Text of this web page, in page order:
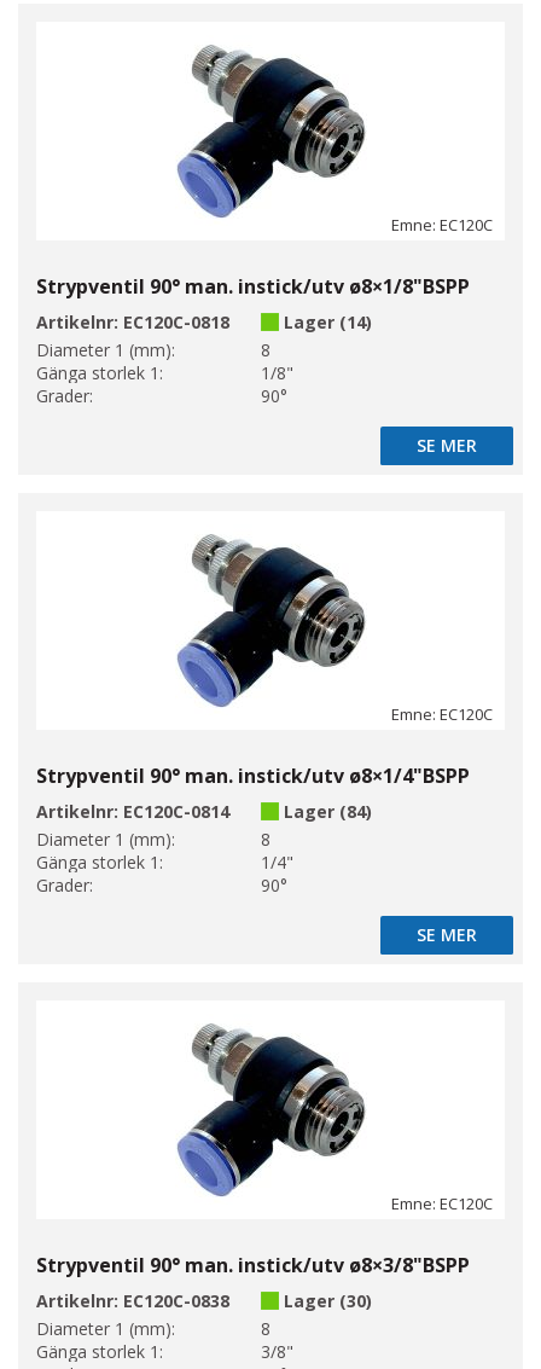
Emne: EC120C
Strypventil 90° man. instick/utv ø8×1/8"BSPP
Artikelnr: EC120C-0818
Lager (14)
Diameter 1 (mm):
8
Gänga storlek 1:
1/8"
Grader:
90°
SE MER
SE MER
Emne: EC120C
Strypventil 90° man. instick/utv ø8×1/4"BSPP
Artikelnr: EC120C-0814
Lager (84)
Diameter 1 (mm):
8
Gänga storlek 1:
1/4"
Grader:
90°
SE MER
SE MER
Emne: EC120C
Strypventil 90° man. instick/utv ø8×3/8"BSPP
Artikelnr: EC120C-0838
Lager (30)
Diameter 1 (mm):
8
Gänga storlek 1:
3/8"